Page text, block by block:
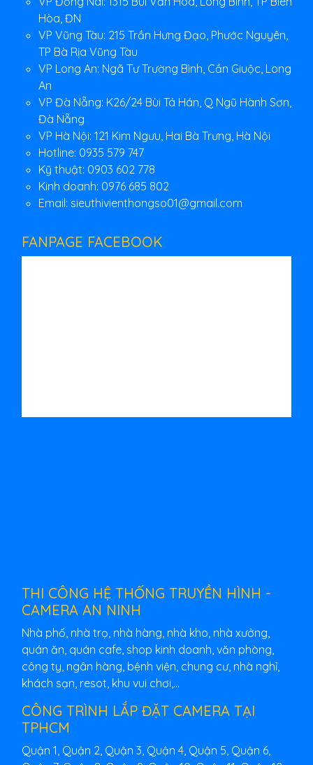
Hòa, ĐN
VP Vũng Tàu: 215 Trần Hưng Đạo, Phước Nguyên,
TP Bà Rịa Vũng Tàu
VP Long An: Ngã Tư Trường Bình, Cần Giuộc, Long
An
VP Đà Nẵng: K26/24 Bùi Tá Hán, Q Ngũ Hành Sơn,
Đà Nẵng
VP Hà Nội: 121 Kim Ngưu, Hai Bà Trưng, Hà Nội
Hotline: 0935 579 747
Kỹ thuật: 0903 602 778
Kinh doanh: 0976 685 802
Email: sieuthivienthongso01@gmail.com
FANPAGE FACEBOOK
THI CÔNG HỆ THỐNG TRUYỀN HÌNH -
CAMERA AN NINH
Nhà phố, nhà trọ, nhà hàng, nhà kho, nhà xưởng,
quán ăn, quán cafe, shop kinh doanh, văn phòng,
công ty, ngân hàng, bệnh viện, chung cư, nhà nghỉ,
khách sạn, resot, khu vui chơi,...
CÔNG TRÌNH LẮP ĐẶT CAMERA TẠI
TPHCM
Quận 1, Quận 2, Quận 3, Quận 4, Quận 5, Quận 6,